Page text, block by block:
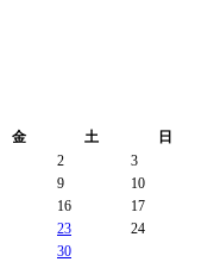
金 土
日
2
3
9
10
16
17
23
24
30